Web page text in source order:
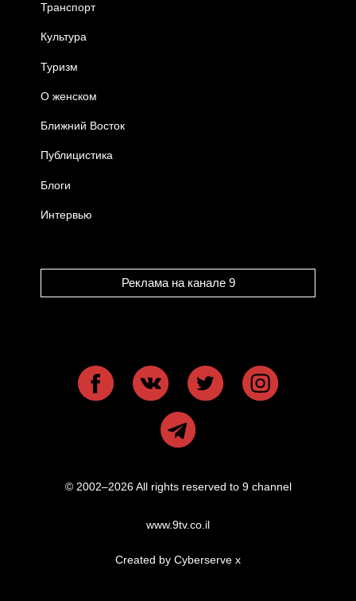
Транспорт
Культура
Туризм
О женском
Ближний Восток
Публицистика
Блоги
Интервью
Реклама на канале 9
© 2002–2026 All rights reserved to 9 channel
www.9tv.co.il
Created by Cyberserve x